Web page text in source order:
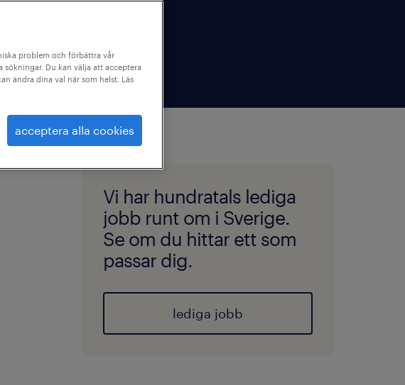
Vi har hundratals lediga
jobb runt om i Sverige.
Se om du hittar ett som
passar dig.
lediga jobb
problem och förbättra vår
Du kan välja att acceptera
ändra dina val när som helst. Läs
acceptera alla cookies